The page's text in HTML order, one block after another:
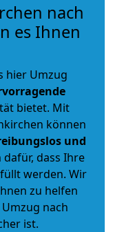
nach
es Ihnen
hier Umzug
bietet. Mit
können
und
dass Ihre
werden. Wir
zu helfen
nach
ist.